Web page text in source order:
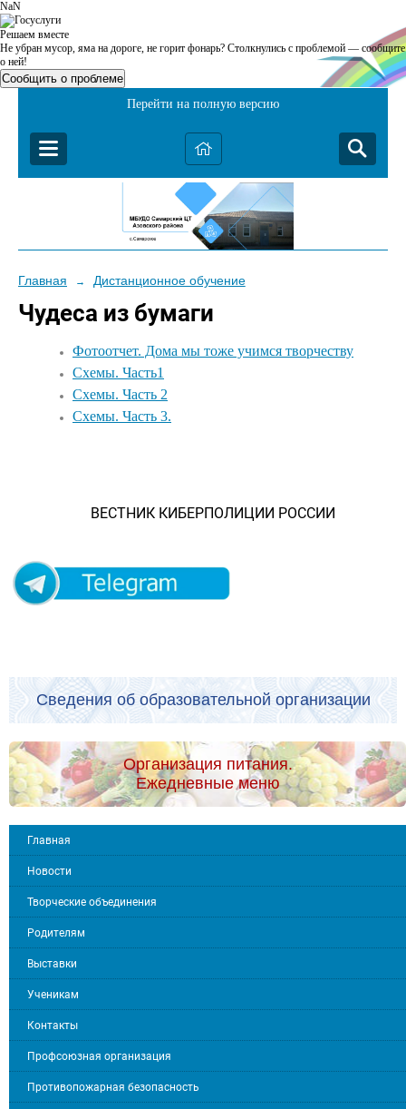
NaN
Решаем вместе
Не убран мусор, яма на дороге, не горит фонарь? Столкнулись с проблемой — сообщите
о ней!
Сообщить о проблеме
Перейти на полную версию
Главная → Дистанционное обучение
Чудеса из бумаги
Фотоотчет. Дома мы тоже учимся творчеству
Схемы. Часть1
Схемы. Часть 2
Схемы. Часть 3.
ВЕСТНИК КИБЕРПОЛИЦИИ РОССИИ
Сведения об образовательной организации
Организация питания.
Ежедневные меню
Главная
Новости
Творческие объединения
Родителям
Выставки
Ученикам
Контакты
Профсоюзная организация
Противопожарная безопасность